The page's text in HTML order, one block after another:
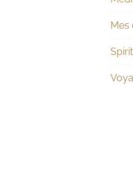
Mes